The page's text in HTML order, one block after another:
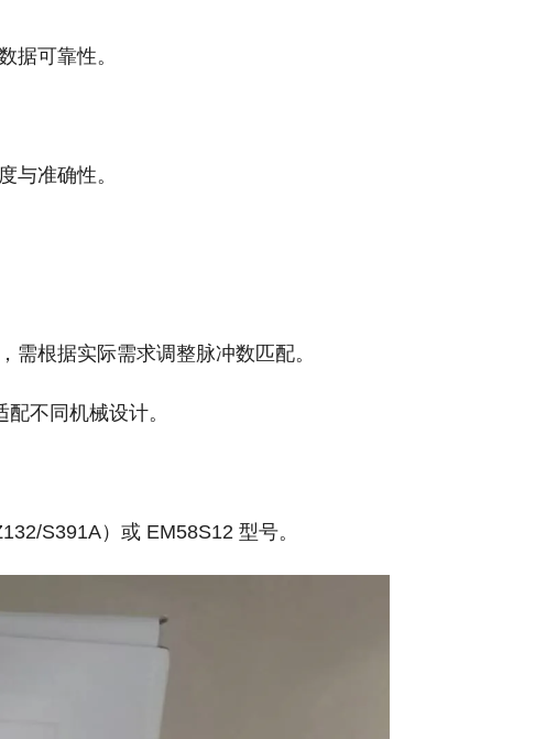
据可靠性。
与准确性。
根据实际需求调整脉冲数匹配。
不同机械设计。
S391A）或 EM58S12 型号。